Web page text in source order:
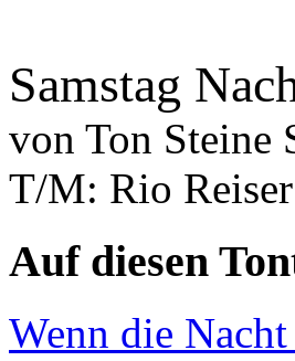
Samstag
von Ton Steine
T/M: Rio
Auf diesen
Wenn die